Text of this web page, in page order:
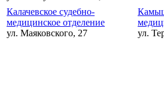
Калачевское судебно-
медицинское отделение
ул. Маяковского, 27
ул.